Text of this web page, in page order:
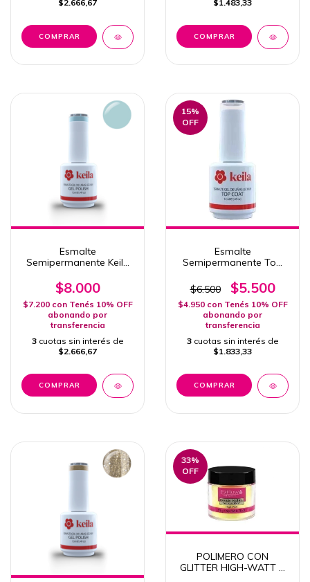
$2.666,67 $1.483,33
Esmalte
Semipermanente Keila
$8.000
$7.200 con Tenés 10% OFF
abonando por
transferencia
3 cuotas sin interés de
$2.666,67
15%
OFF
Esmalte
Semipermanente Top
Gel Polish Uv Led Keila
12ml
$6.500 $5.500
$4.950 con Tenés 10% OFF
abonando por
transferencia
3 cuotas sin interés de
$1.833,33
33%
OFF
POLIMERO CON
GLITTER HIGH-WATT X